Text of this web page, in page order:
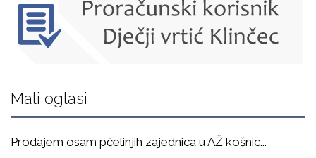
Mali oglasi
Prodajem osam pčelinjih zajednica u AŽ košnic...